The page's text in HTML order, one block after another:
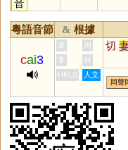
音
粵語音節 & 根據
cai3
黃 周 切
李
何
HKLS
人文
同聲